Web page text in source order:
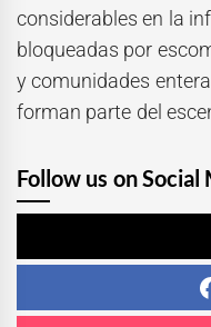
considerables en la
bloqueadas por
y comunidades
forman parte del
Follow us on Social